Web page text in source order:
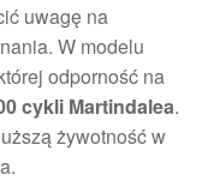
uwagę na
W modelu
odporność na
cykli Martindalea.
żywotność w